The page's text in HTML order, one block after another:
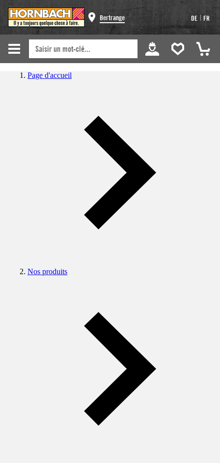
Bertrange DE | FR
Page d'accueil
Nos produits